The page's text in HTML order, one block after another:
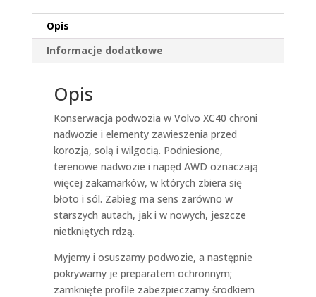
Opis
Informacje dodatkowe
Opis
Konserwacja podwozia w Volvo XC40 chroni
nadwozie i elementy zawieszenia przed
korozją, solą i wilgocią. Podniesione,
terenowe nadwozie i napęd AWD oznaczają
więcej zakamarków, w których zbiera się
błoto i sól. Zabieg ma sens zarówno w
starszych autach, jak i w nowych, jeszcze
nietkniętych rdzą.
Myjemy i osuszamy podwozie, a następnie
pokrywamy je preparatem ochronnym;
zamknięte profile zabezpieczamy środkiem